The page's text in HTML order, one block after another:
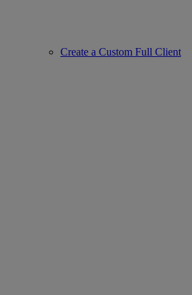
Create a Custom Full Client